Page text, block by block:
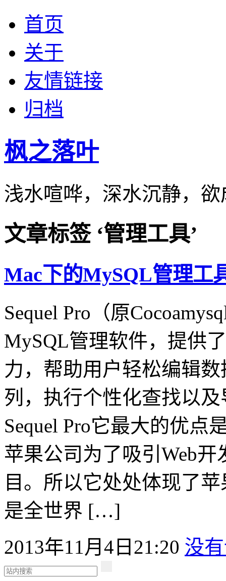
首页
关于
友情链接
归档
枫之落叶
浅水喧哗，深水沉静，
文章标签 ‘管理工具’
Mac下的MySQL管理工
Sequel Pro（原
MySQL管理软件，提供
力，帮助用户轻松编辑
列，执行个性化查找以
Sequel Pro它最大的优点
苹果公司为了吸引Web
目。所以它处处体现了
是全世界 […]
2013年11月4日21:20 没